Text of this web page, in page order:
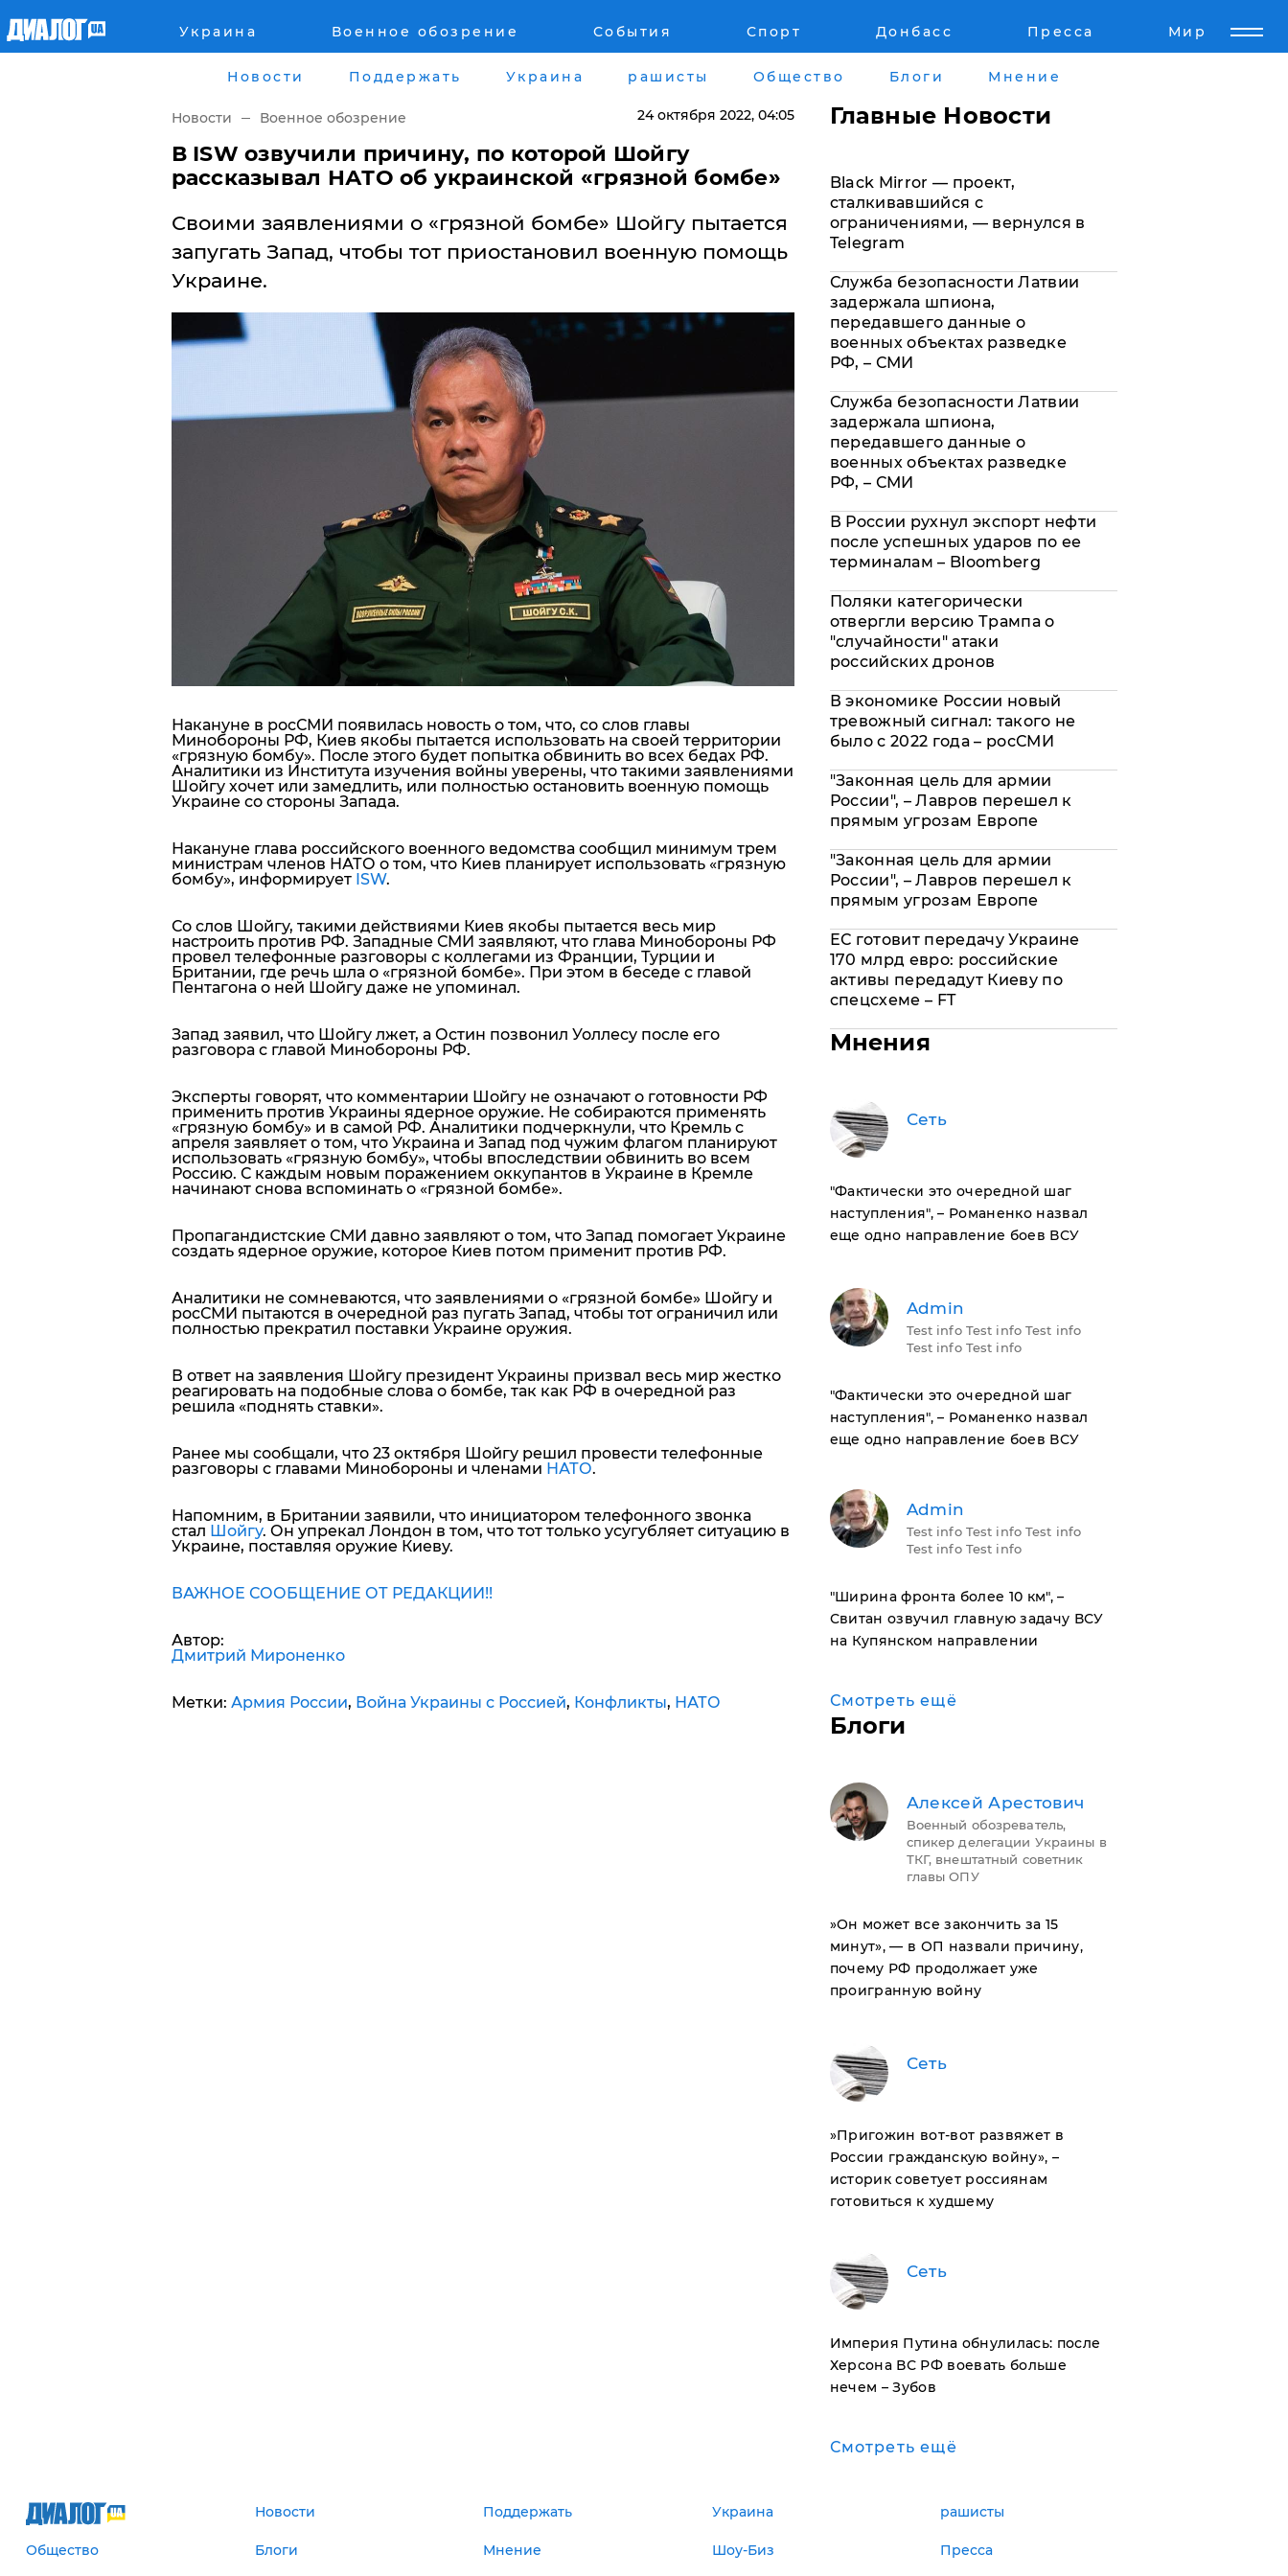
Украина Военное обозрение События Спорт Донбасс Пресса Мир
Военное обозрение
Наука и Техника
Города
Луганск
Киев
Харьков
Львов
Одесса
Война на Донбассе и в Крыму
"ЛНР"
Оккупация Крыма
Новости Крыма
Армия Украины
Лайф стайл
Стиль Диалога
Общество
Пресс-релизы
Новости Поддержать Украина рашисты Общество Блоги Мнение
Новости Военное обозрение 24 октября 2022, 04:05
​В ISW озвучили причину, по которой Шойгу
рассказывал НАТО об украинской «грязной бомбе»
Своими заявлениями о «грязной бомбе» Шойгу пытается
запугать Запад, чтобы тот приостановил военную помощь
Украине.
Накануне в росСМИ появилась новость о том, что, со слов главы
Минобороны РФ, Киев якобы пытается использовать на своей территории
«грязную бомбу». После этого будет попытка обвинить во всех бедах РФ.
Аналитики из Института изучения войны уверены, что такими заявлениями
Шойгу хочет или замедлить, или полностью остановить военную помощь
Украине со стороны Запада.
Накануне глава российского военного ведомства сообщил минимум трем
министрам членов НАТО о том, что Киев планирует использовать «грязную
бомбу», информирует ISW.
Со слов Шойгу, такими действиями Киев якобы пытается весь мир
настроить против РФ. Западные СМИ заявляют, что глава Минобороны РФ
провел телефонные разговоры с коллегами из Франции, Турции и
Британии, где речь шла о «грязной бомбе». При этом в беседе с главой
Пентагона о ней Шойгу даже не упоминал.
Запад заявил, что Шойгу лжет, а Остин позвонил Уоллесу после его
разговора с главой Минобороны РФ.
Эксперты говорят, что комментарии Шойгу не означают о готовности РФ
применить против Украины ядерное оружие. Не собираются применять
«грязную бомбу» и в самой РФ. Аналитики подчеркнули, что Кремль с
апреля заявляет о том, что Украина и Запад под чужим флагом планируют
использовать «грязную бомбу», чтобы впоследствии обвинить во всем
Россию. С каждым новым поражением оккупантов в Украине в Кремле
начинают снова вспоминать о «грязной бомбе».
Пропагандистские СМИ давно заявляют о том, что Запад помогает Украине
создать ядерное оружие, которое Киев потом применит против РФ.
Аналитики не сомневаются, что заявлениями о «грязной бомбе» Шойгу и
росСМИ пытаются в очередной раз пугать Запад, чтобы тот ограничил или
полностью прекратил поставки Украине оружия.
В ответ на заявления Шойгу президент Украины призвал весь мир жестко
реагировать на подобные слова о бомбе, так как РФ в очередной раз
решила «поднять ставки».
Ранее мы сообщали, что 23 октября Шойгу решил провести телефонные
разговоры с главами Минобороны и членами НАТО.
Напомним, в Британии заявили, что инициатором телефонного звонка
стал Шойгу. Он упрекал Лондон в том, что тот только усугубляет ситуацию в
Украине, поставляя оружие Киеву.
ВАЖНОЕ СООБЩЕНИЕ ОТ РЕДАКЦИИ!!
Автор:
Дмитрий Мироненко
Метки: Армия России, Война Украины с Россией, Конфликты, НАТО
Главные Новости
Black Mirror — проект,
сталкивавшийся с
ограничениями, — вернулся в
Telegram
Служба безопасности Латвии
задержала шпиона,
передавшего данные о
военных объектах разведке
РФ, – СМИ
Служба безопасности Латвии
задержала шпиона,
передавшего данные о
военных объектах разведке
РФ, – СМИ
В России рухнул экспорт нефти
после успешных ударов по ее
терминалам – Bloomberg
Поляки категорически
отвергли версию Трампа о
"случайности" атаки
российских дронов
В экономике России новый
тревожный сигнал: такого не
было с 2022 года – росСМИ
"Законная цель для армии
России", – Лавров перешел к
прямым угрозам Европе
"Законная цель для армии
России", – Лавров перешел к
прямым угрозам Европе
ЕС готовит передачу Украине
170 млрд евро: российские
активы передадут Киеву по
спецсхеме – FT
Мнения
Сеть
​"Фактически это очередной шаг
наступления", – Романенко назвал
еще одно направление боев ВСУ
Admin
Test info Test info Test info
Test info Test info
​"Фактически это очередной шаг
наступления", – Романенко назвал
еще одно направление боев ВСУ
Admin
Test info Test info Test info
Test info Test info
​"Ширина фронта более 10 км", –
Свитан озвучил главную задачу ВСУ
на Купянском направлении
Смотреть ещё
Блоги
Алексей Арестович
Военный обозреватель,
спикер делегации Украины в
ТКГ, внештатный советник
главы ОПУ
​»Он может все закончить за 15
минут», — в ОП назвали причину,
почему РФ продолжает уже
проигранную войну
Сеть
​»Пригожин вот-вот развяжет в
России гражданскую войну», –
историк советует россиянам
готовиться к худшему
Сеть
Империя Путина обнулилась: после
Херсона ВС РФ воевать больше
нечем – Зубов
Смотреть ещё
Новости Поддержать Украина рашисты
Общество Блоги Мнение Шоу-Биз Пресса